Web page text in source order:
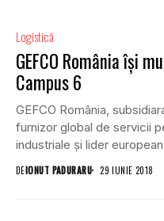
Logistică
GEFCO România își
Campus 6
GEFCO România,
furnizor global de servicii
industriale și lider
DEIONUT PADURARU 29 IUNIE 2018